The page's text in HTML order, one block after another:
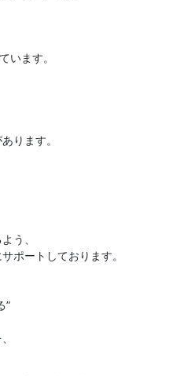
います。
ります。
う、
ポートしております。
”